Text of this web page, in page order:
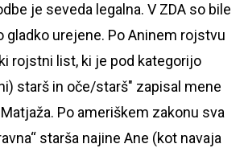
je seveda legalna. V ZDA so bile
gladko urejene. Po Aninem rojstvu
rojstni list, ki je pod kategorijo
starš in oče/starš" zapisal mene
Po ameriškem zakonu sva
starša najine Ane (kot navaja